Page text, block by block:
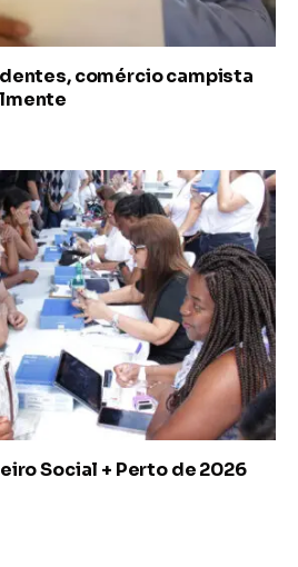
comércio campista
Social + Perto de 2026